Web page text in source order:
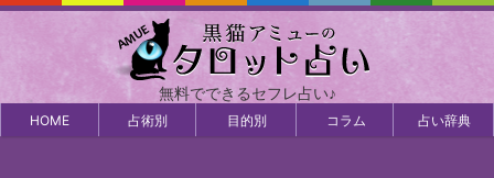
無料でできるセフレ占い♪
HOME 占術別 目的別 コラム 占い辞典